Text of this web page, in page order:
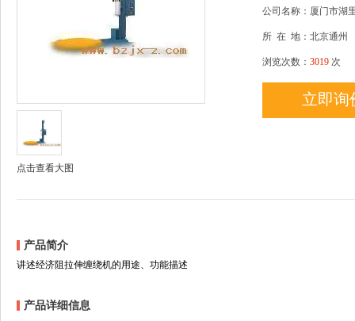
点击查看大图
公司名称：厦门市湖
所 在 地：北京通州
浏览次数： 3019 次
立即询
产品简介
讲述经济阻拉伸缠绕机的用途、功能描述
产品详细信息